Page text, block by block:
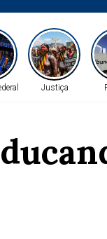
Justiça